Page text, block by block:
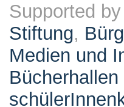
Supported by
Stiftung,
Medien und